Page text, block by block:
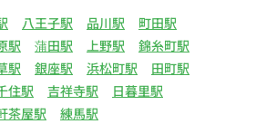
八王子駅 品川駅
町田駅
駅 蒲田駅 上野駅
錦糸町駅
駅 銀座駅 浜松町駅
田町駅
住駅 吉祥寺駅
日暮里駅
茶屋駅 練馬駅